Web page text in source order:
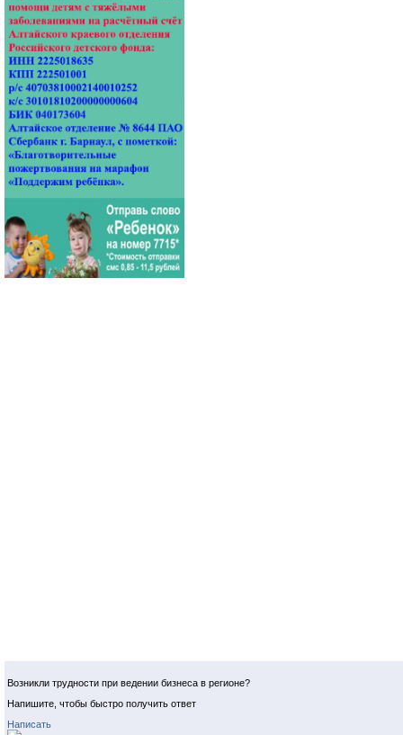
Возникли трудности при ведении бизнеса в регионе?
Напишите, чтобы быстро получить ответ
Написать